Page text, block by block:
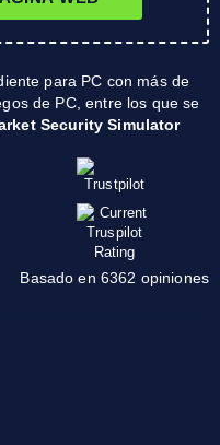
para PC con más de
de PC, entre los que se
Security Simulator
Basado en 6362 opiniones